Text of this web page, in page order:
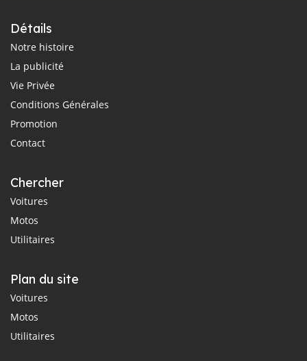
Détails
Notre histoire
La publicité
Vie Privée
Conditions Générales
Promotion
Contact
Chercher
Voitures
Motos
Utilitaires
Plan du site
Voitures
Motos
Utilitaires